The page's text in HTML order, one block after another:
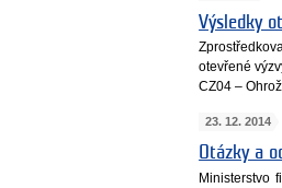
Výsledky
otevřené
CZ04 –
23. 12. 2014
Otázky a
Ministerstvo